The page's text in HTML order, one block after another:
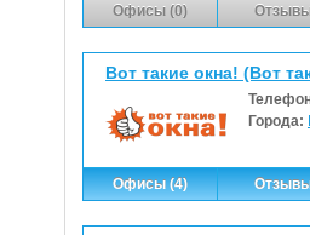
Офисы (0)
Вот такие окна! (Вот
Города:
Офисы (4)